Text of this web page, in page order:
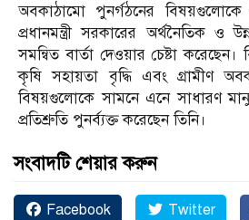
অবকাঠামো পুনর্গঠনের
প্রধানমন্ত্রী সরকারের অর্থনৈতিক ও
সমন্বিত বার্তা দেওয়ার চেষ্টা
কৃষি সহায়তা বৃদ্ধি এবং গ্রামীণ
বিষয়গুলোকে সামনে এনে সাধারণ
প্রতিশ্রুতি পুনর্ব্যক্ত করেছেন তিনি।
সংবাদটি শেয়ার করুন
Facebook Twitter